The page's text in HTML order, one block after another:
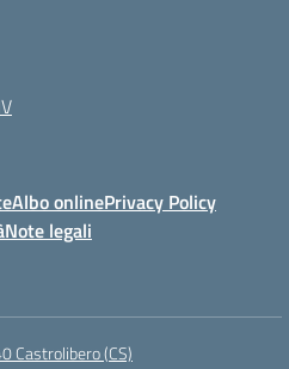
Albo onlinePrivacy Policy
Note legali
Castrolibero (CS)